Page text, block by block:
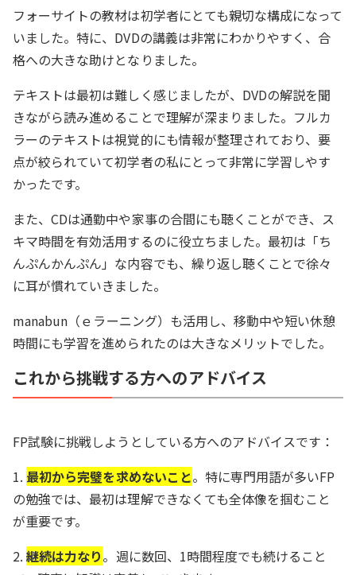
フォーサイトの教材は初学者にとても親切な構成になって
いました。特に、DVDの講義は非常にわかりやすく、合
格への大きな助けとなりました。
テキストは最初は難しく感じましたが、DVDの解説を聞
きながら読み進めることで理解が深まりました。フルカ
ラーのテキストは視覚的にも情報が整理されており、要
点が絞られていて初学者の私にとって非常に学習しやす
かったです。
また、CDは通勤中や家事の合間にも聴くことができ、ス
キマ時間を有効活用するのに役立ちました。最初は「ち
んぷんかんぷん」な内容でも、繰り返し聴くことで徐々
に耳が慣れていきました。
manabun（ｅラーニング）も活用し、移動中や短い休憩
時間にも学習を進められたのは大きなメリットでした。
これから挑戦する方へのアドバイス
FP試験に挑戦しようとしている方へのアドバイスです：
1. 最初から完璧を求めないこと。特に専門用語が多いFP
の勉強では、最初は理解できなくても全体像を掴むこと
が重要です。
2.継続は力なり。週に数回、1時間程度でも続けること